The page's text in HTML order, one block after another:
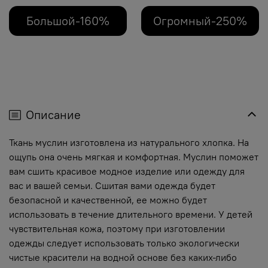
Большой-160% Огромный-250%
Описание
Ткань муслин изготовлена из натурального хлопка. На
ощупь она очень мягкая и комфортная. Муслин поможет
вам сшить красивое модное изделие или одежду для
вас и вашей семьи. Сшитая вами одежда будет
безопасной и качественной, ее можно будет
использовать в течение длительного времени. У детей
чувствительная кожа, поэтому при изготовлении
одежды следует использовать только экологически
чистые красители на водной основе без каких-либо